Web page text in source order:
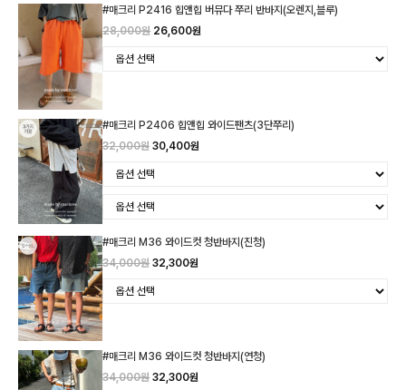
#매크리 P2416 힙앤힙 버뮤다 쭈리 반바지(오렌지,블루)
28,000원 26,600원
#매크리 P2406 힙앤힙 와이드팬츠(3단쭈리)
32,000원 30,400원
#매크리 M36 와이드컷 청반바지(진청)
34,000원 32,300원
#매크리 M36 와이드컷 청반바지(연청)
34,000원 32,300원